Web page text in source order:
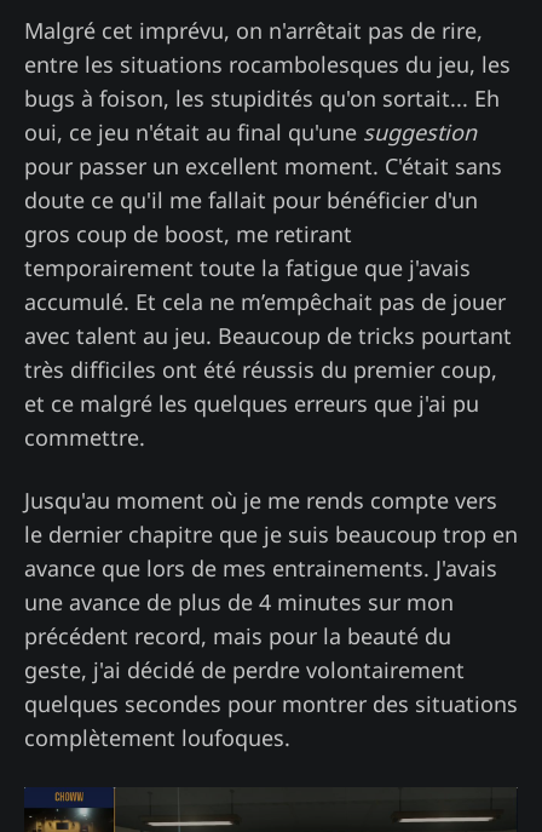
Malgré cet imprévu, on n'arrêtait pas de rire,
entre les situations rocambolesques du jeu, les
bugs à foison, les stupidités qu'on sortait... Eh
oui, ce jeu n'était au final qu'une suggestion
pour passer un excellent moment. C'était sans
doute ce qu'il me fallait pour bénéficier d'un
gros coup de boost, me retirant
temporairement toute la fatigue que j'avais
accumulé. Et cela ne m’empêchait pas de jouer
avec talent au jeu. Beaucoup de tricks pourtant
très difficiles ont été réussis du premier coup,
et ce malgré les quelques erreurs que j'ai pu
commettre.
Jusqu'au moment où je me rends compte vers
le dernier chapitre que je suis beaucoup trop en
avance que lors de mes entrainements. J'avais
une avance de plus de 4 minutes sur mon
précédent record, mais pour la beauté du
geste, j'ai décidé de perdre volontairement
quelques secondes pour montrer des situations
complètement loufoques.